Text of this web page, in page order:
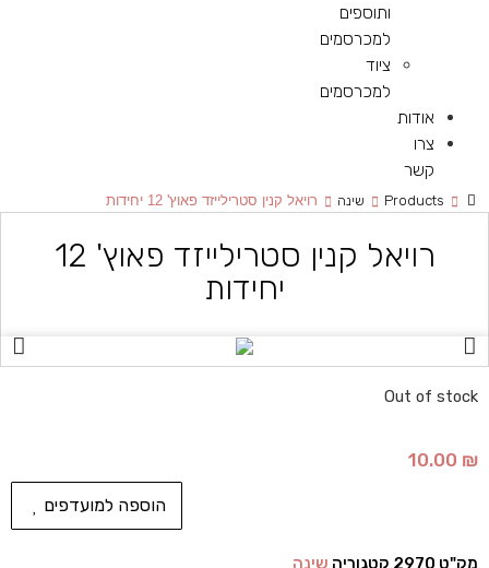
ותוספים
למכרסמים
ציוד
למכרסמים
אודות
צרו
קשר
Products שינה רויאל קנין סטרילייזד פאוץ' 12 יחידות
רויאל קנין סטרילייזד פאוץ' 12
יחידות
Out of stock
10.00 ₪
הוספה למועדפים
מק"ט 2970 קטגוריה שינה